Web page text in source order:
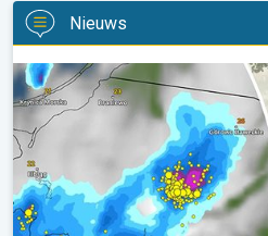
Nieuws
Hagel als tennisballen in Polen.